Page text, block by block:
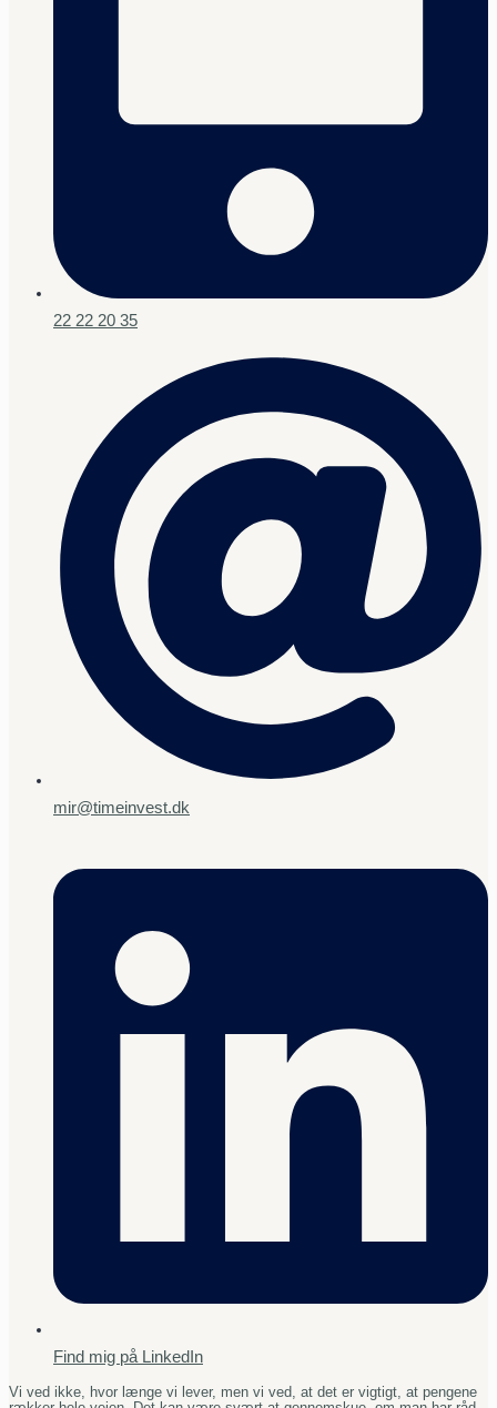
22 22 20 35
mir@timeinvest.dk
Find mig på LinkedIn
Vi ved ikke, hvor længe vi lever, men vi ved, at det er vigtigt, at pengene